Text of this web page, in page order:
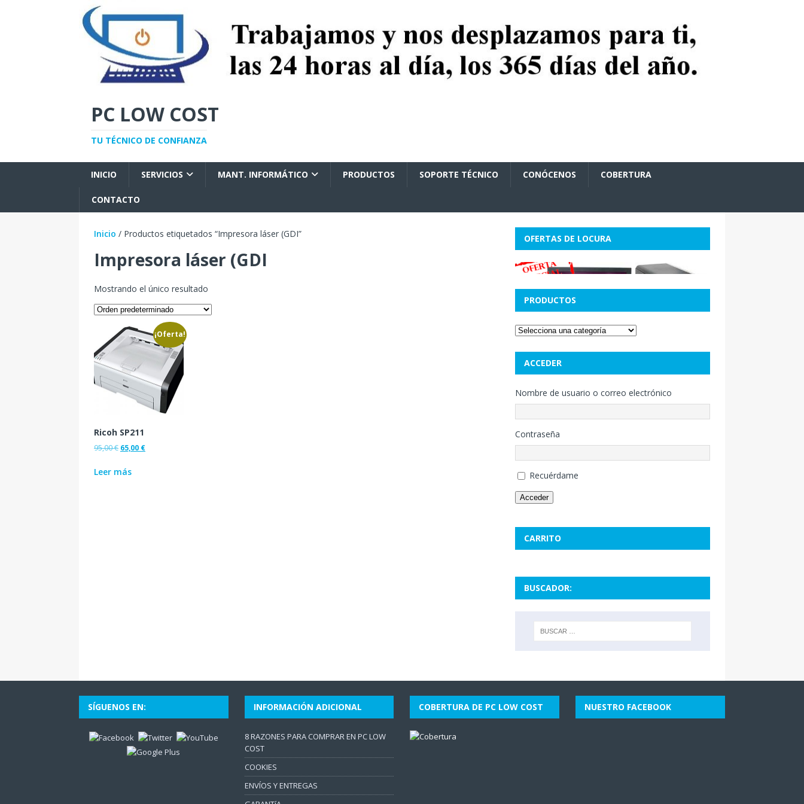
PC LOW COST
TU TÉCNICO DE CONFIANZA
INICIO SERVICIOS MANT. INFORMÁTICO PRODUCTOS SOPORTE TÉCNICO CONÓCENOS COBERTURA
CONTACTO
Inicio / Productos etiquetados “Impresora láser (GDI”
Impresora láser (GDI
Mostrando el único resultado
¡Oferta!
Ricoh SP211
95,00€ 65,00 €
Leer más
OFERTAS DE LOCURA
PRODUCTOS
ACCEDER
Nombre de usuario o correo electrónico
Contraseña
Recuérdame
Acceder
CARRITO
BUSCADOR:
SÍGUENOS EN: INFORMACIÓN ADICIONAL
8 RAZONES PARA COMPRAR EN PC LOW
COST
COOKIES
ENVÍOS Y ENTREGAS
COBERTURA DE PC LOW COST NUESTRO FACEBOOK